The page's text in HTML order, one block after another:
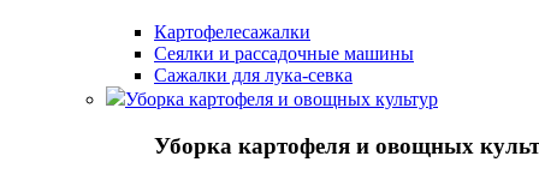
Картофелесажалки
Сеялки и рассадочные машины
Сажалки для лука-севка
Уборка картофеля и овощных культур
Уборка картофеля и овощных